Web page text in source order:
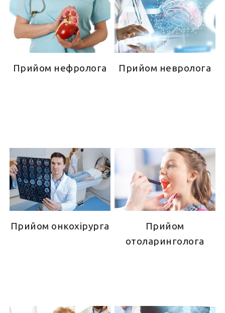
Прийом нефролога Прийом невролога
Прийом онкохірурга
Прийом
отоларинголога